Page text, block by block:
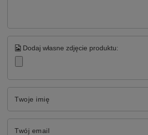
Dodaj własne zdjęcie produktu:
Twoje imię
Twój email